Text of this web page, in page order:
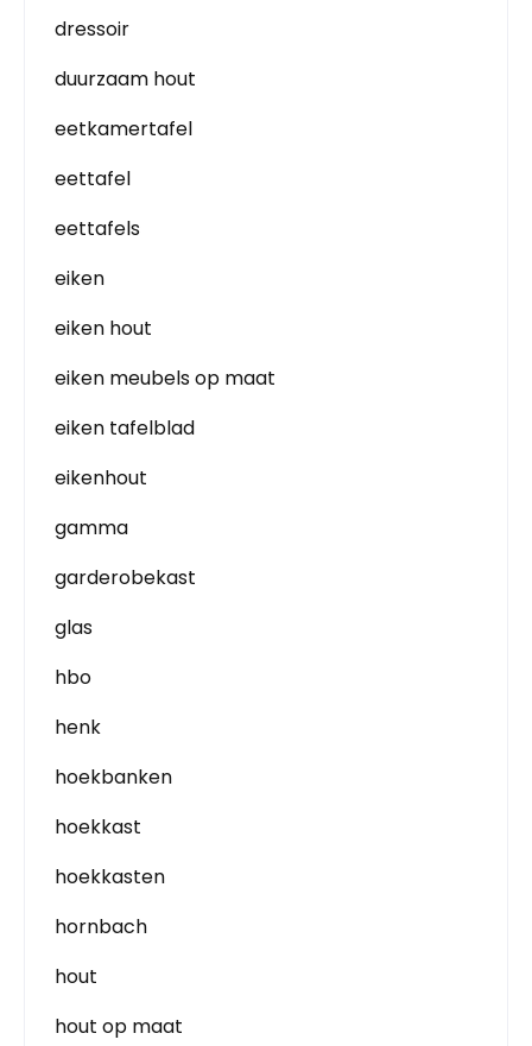
dressoir
duurzaam hout
eetkamertafel
eettafel
eettafels
eiken
eiken hout
eiken meubels op maat
eiken tafelblad
eikenhout
gamma
garderobekast
glas
hbo
henk
hoekbanken
hoekkast
hoekkasten
hornbach
hout
hout op maat